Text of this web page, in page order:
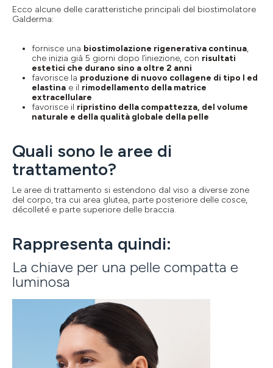
Ecco alcune delle caratteristiche principali del biostimolatore
Galderma:
fornisce una biostimolazione rigenerativa continua,
che inizia già 5 giorni dopo l’iniezione, con risultati
estetici che durano sino a oltre 2 anni
favorisce la produzione di nuovo collagene di tipo I ed
elastina e il rimodellamento della matrice
extracellulare
favorisce il ripristino della compattezza, del volume
naturale e della qualità globale della pelle
Quali sono le aree di
trattamento?
Le aree di trattamento si estendono dal viso a diverse zone
del corpo, tra cui area glutea, parte posteriore delle cosce,
décolleté e parte superiore delle braccia.
Rappresenta quindi:
La chiave per una pelle compatta e
luminosa